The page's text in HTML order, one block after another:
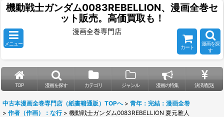
機動戦士ガンダム0083REBELLION、漫画全巻セ
ット販売。高価買取も！
メニュー
漫画全巻専門店
カート
漫画を探
す
TOP 漫画を探す カテゴリ ジャンル 漫画の特集 決済/配送
中古本漫画全巻専門店（紙書籍通販）TOPへ > 青年：完結：漫画全巻
> 作者（作画）：な行 > 機動戦士ガンダム0083REBELLION 夏元雅人